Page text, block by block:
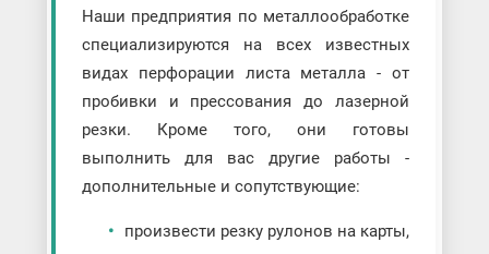
Наши предприятия по металлообработке
специализируются на всех известных
видах перфорации листа металла - от
пробивки и прессования до лазерной
резки. Кроме того, они готовы
выполнить для вас другие работы -
дополнительные и сопутствующие:
произвести резку рулонов на карты,